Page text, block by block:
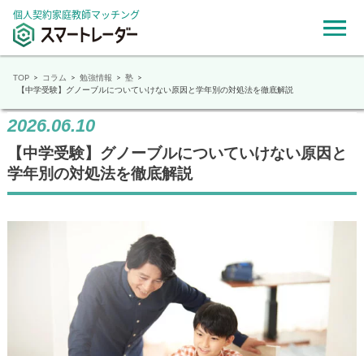
個人契約家庭教師マッチング
TOP コラム 勉強情報
塾
【中学受験】グノーブルについていけない原因と学年別の対処法を徹底解説
2026.06.10
【中学受験】グノーブルについていけない原因と
学年別の対処法を徹底解説